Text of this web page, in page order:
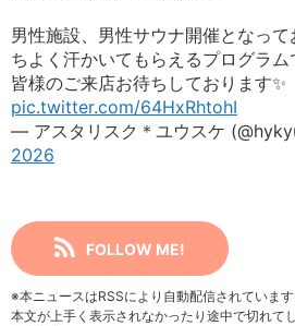
男性施設、男性サウナ開催となっ
ちよく汗かいてもらえるプログラム
皆様のご来店お待ちしております✨️
pic.twitter.com/64HxRhtohI
— アスタリスク＊ユウスケ
2026
FOLLOW ME!
※本ニュースはRSSにより自動配信されています
本文が上手く表示されなかったり途中で切れて